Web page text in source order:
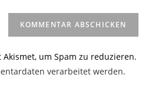
um Spam zu reduzieren.
verarbeitet werden.